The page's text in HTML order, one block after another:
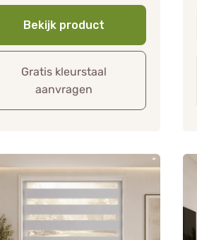
Bekijk product
Gratis kleurstaal
aanvragen